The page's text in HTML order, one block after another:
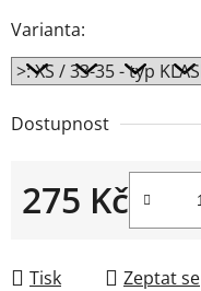
Varianta:
Dostupnost
275 Kč
Tisk Zeptat se